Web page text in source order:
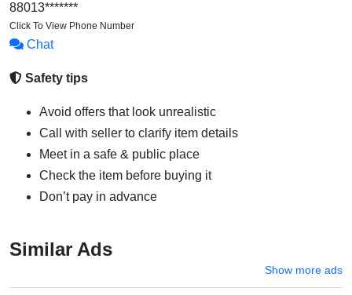
88013*******
Click To View Phone Number
Chat
Safety tips
Avoid offers that look unrealistic
Call with seller to clarify item details
Meet in a safe & public place
Check the item before buying it
Don’t pay in advance
Similar Ads
Show more ads